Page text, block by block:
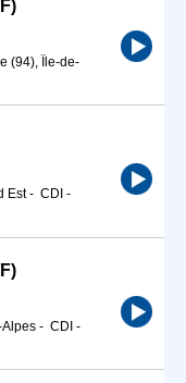
(94), Île-de-
Est- CDI -
- CDI -